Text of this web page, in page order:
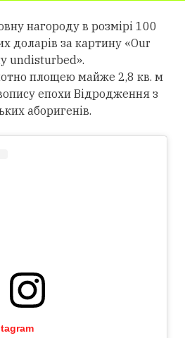
нагороду в розмірі 100
доларів за картину «Our
undisturbed».
площею майже 2,8 кв. м
епохи Відродження з
аборигенів.